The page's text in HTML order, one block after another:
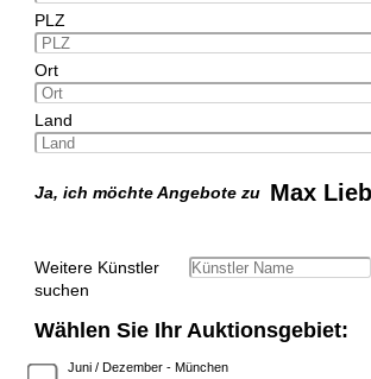
PLZ
Ort
Land
Ja, ich möchte Angebote zu Max
Weitere Künstler
suchen
Wählen Sie Ihr Auktionsgebiet:
Juni / Dezember - München